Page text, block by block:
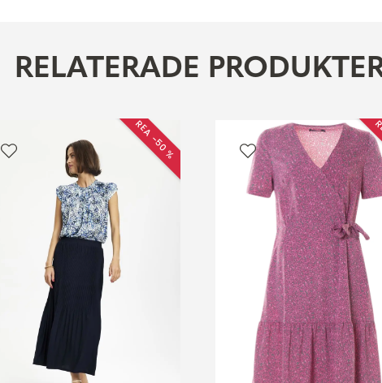
RELATERADE
REA −50 %